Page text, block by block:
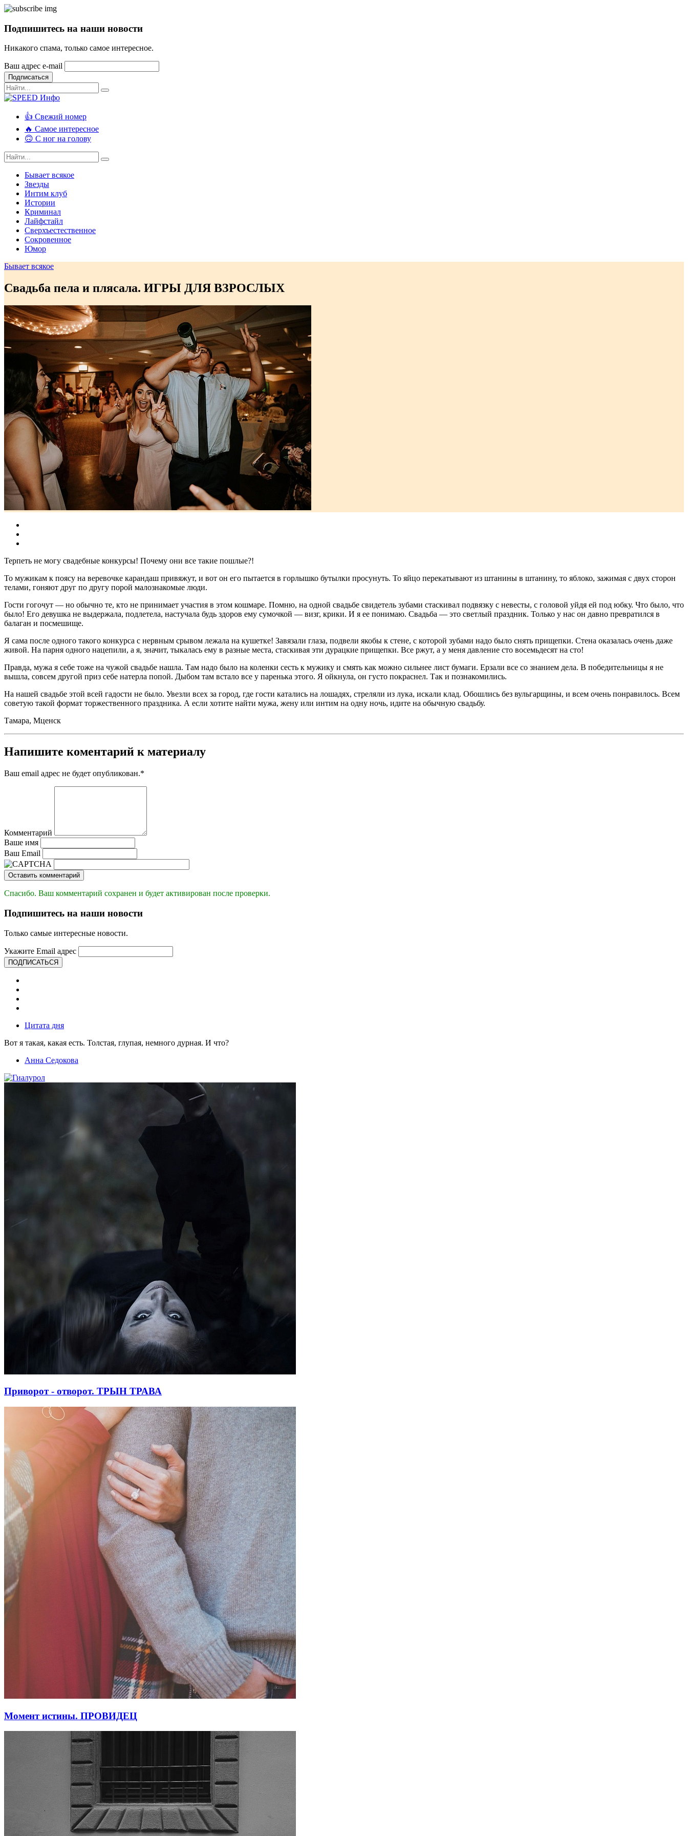
Подпишитесь на наши новости
Никакого спама, только самое интересное.
Ваш адрес e-mail
Подписаться
👍 Свежий номер
🔥 Самое интересное
🙃 С ног на голову
Бывает всякое
Звезды
Интим клуб
Истории
Криминал
Лайфстайл
Сверхъестественное
Сокровенное
Юмор
Бывает всякое
Свадьба пела и плясала. ИГРЫ ДЛЯ ВЗРОСЛЫХ
Терпеть не могу свадебные конкурсы! Почему они все такие пошлые?!
То мужикам к поясу на веревочке карандаш привяжут, и вот он его пытается в горлышко бутылки просунуть. То яйцо перекатывают из штанины в штанину, то яблоко, зажимая с двух сторон
телами, гоняют друг по другу порой малознакомые люди.
Гости гогочут — но обычно те, кто не принимает участия в этом кошмаре. Помню, на одной свадьбе свидетель зубами стаскивал подвязку с невесты, с головой уйдя ей под юбку. Что было, что
было! Его девушка не выдержала, подлетела, настучала будь здоров ему сумочкой — визг, крики. И я ее понимаю. Свадьба — это светлый праздник. Только у нас он давно превратился в
балаган и посмешище.
Я сама после одного такого конкурса с нервным срывом лежала на кушетке! Завязали глаза, подвели якобы к стене, с которой зубами надо было снять прищепки. Стена оказалась очень даже
живой. На парня одного нацепили, а я, значит, тыкалась ему в разные места, стаскивая эти дурацкие прищепки. Все ржут, а у меня давление сто восемьдесят на сто!
Правда, мужа я себе тоже на чужой свадьбе нашла. Там надо было на коленки сесть к мужику и смять как можно сильнее лист бумаги. Ерзали все со знанием дела. В победительницы я не
вышла, совсем другой приз себе натерла попой. Дыбом там встало все у паренька этого. Я ойкнула, он густо покраснел. Так и познакомились.
На нашей свадьбе этой всей гадости не было. Увезли всех за город, где гости катались на лошадях, стреляли из лука, искали клад. Обошлись без вульгарщины, и всем очень понравилось. Всем
советую такой формат торжественного праздника. А если хотите найти мужа, жену или интим на одну ночь, идите на обычную свадьбу.
Тамара, Мценск
Напишите коментарий к материалу
Ваш email адрес не будет опубликован.*
Комментарий
Ваше имя
Ваш Email
Оставить комментарий
Спасибо. Ваш комментарий сохранен и будет активирован после проверки.
Подпишитесь на наши новости
Только самые интересные новости.
Укажите Email адрес
ПОДПИСАТЬСЯ
Цитата дня
Вот я такая, какая есть. Толстая, глупая, немного дурная. И что?
Анна Седокова
Приворот - отворот. ТРЫН ТРАВА
Момент истины. ПРОВИДЕЦ